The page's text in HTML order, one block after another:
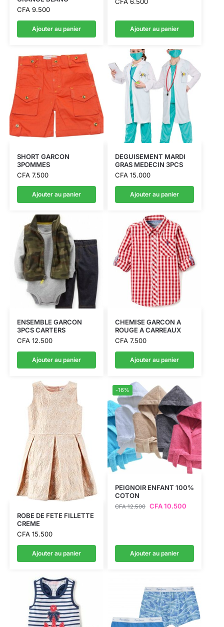
CFA9.500
Ajouter au panier Ajouter au panier
SHORT GARCON
3POMMES
CFA7.500
Ajouter au panier
DEGUISEMENT MARDI
GRAS MEDECIN 3PCS
CFA15.000
Ajouter au panier
ENSEMBLE GARCON
3PCS CARTERS
CFA12.500
Ajouter au panier
CHEMISE GARCON A
ROUGE A CARREAUX
CFA7.500
Ajouter au panier
ROBE DE FETE FILLETTE
CREME
CFA15.500
Ajouter au panier
-16%
PEIGNOIR ENFANT 100%
COTON
CFA12.500 CFA10.500
Ajouter au panier